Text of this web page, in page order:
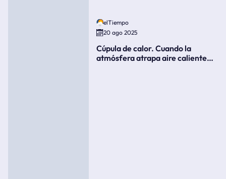
elTiempo
20 ago 2025
Cúpula de calor. Cuando la
atmósfera atrapa aire caliente